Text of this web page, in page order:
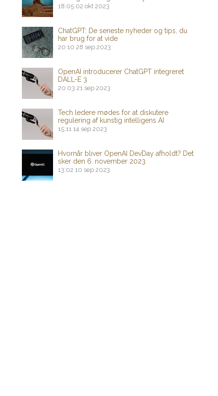
18:05 02 okt 2023
ChatGPT: De seneste nyheder og tips, du
har brug for at vide
20:10 28 sep 2023
OpenAI introducerer ChatGPT integreret
DALL-E 3
20:03 21 sep 2023
Tech ledere mødes for at diskutere
regulering af kunstig intelligens AI
15:11 14 sep 2023
Hvornår bliver OpenAI DevDay afholdt? Det
sker den 6. november 2023
13:02 10 sep 2023